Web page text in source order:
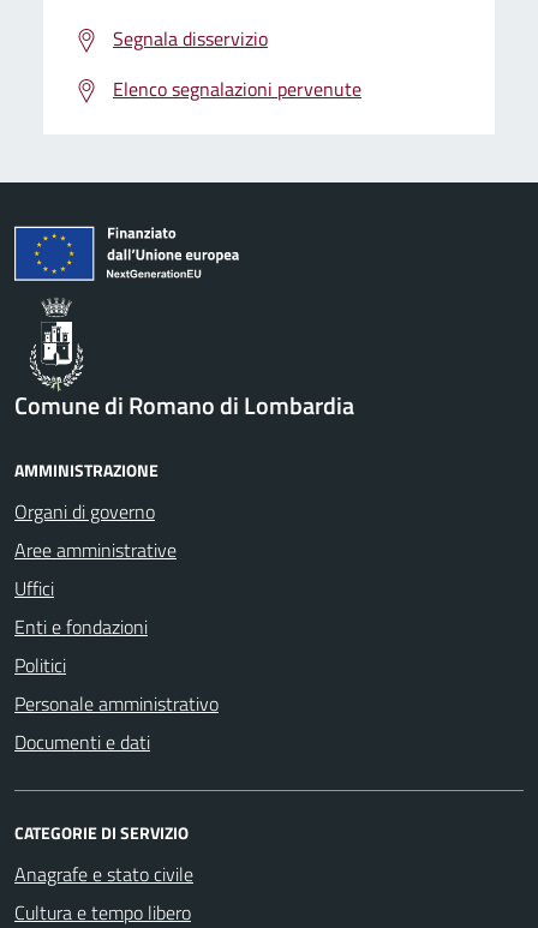
Segnala disservizio
Elenco segnalazioni pervenute
Comune di Romano di Lombardia
AMMINISTRAZIONE
Organi di governo
Aree amministrative
Uffici
Enti e fondazioni
Politici
Personale amministrativo
Documenti e dati
CATEGORIE DI SERVIZIO
Anagrafe e stato civile
Cultura e tempo libero